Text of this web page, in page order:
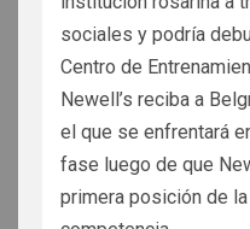
sociales y podría
Centro de
Newell’s reciba a
el que se enfrentará
fase luego de que
primera posición de